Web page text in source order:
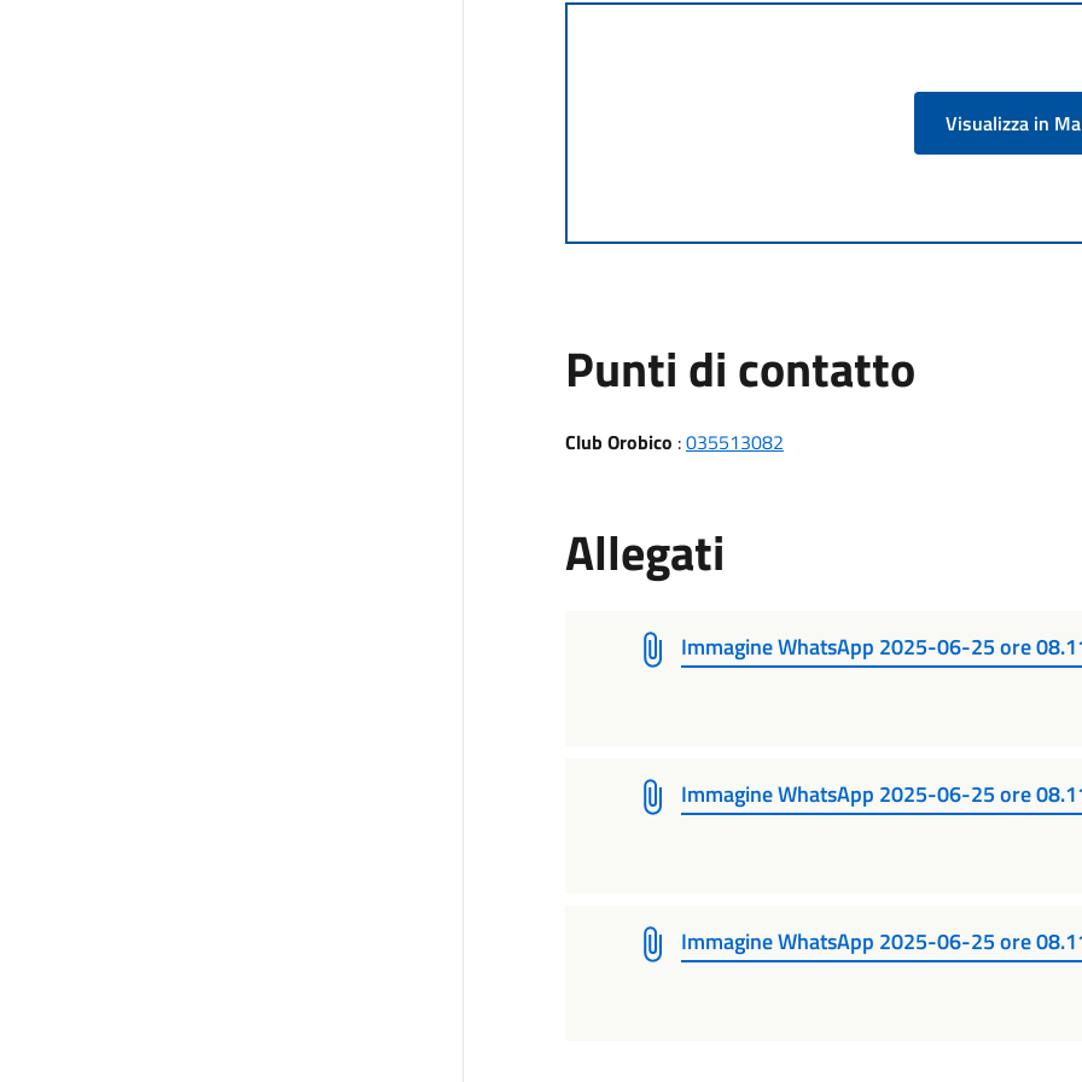
Visualizza in
Punti di contatto
Club Orobico :035513082
Allegati
Immagine WhatsApp 2025-06-25 ore
Immagine WhatsApp 2025-06-25 ore
Immagine WhatsApp 2025-06-25 ore